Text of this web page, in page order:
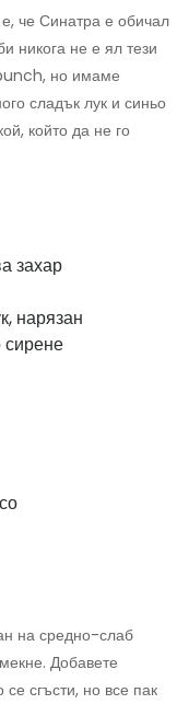
че Синатра е обичал
никога не е ял тези
но имаме
сладък лук и синьо
който да не го
захар
нарязан
на средно-слаб
Добавете
сгъсти, но все пак